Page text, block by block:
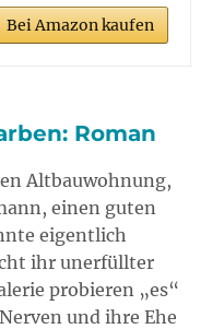
Bei Amazon kaufen
Roman
Altbauwohnung,
einen guten
eigentlich
ihr unerfüllter
probieren „es“
und ihre Ehe